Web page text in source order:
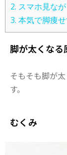
2. スマホ見な
3. 本気で脚痩
脚が太くなる
そもそも脚が
す。
むくみ